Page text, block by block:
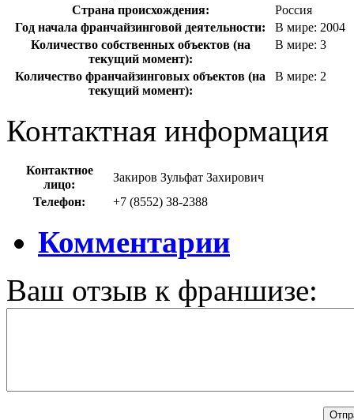
Страна происхождения:
Россия
Год начала франчайзинговой деятельности:
В мире: 2004
Количество собственных объектов (на
текущий момент):
В мире: 3
Количество франчайзинговых объектов (на
текущий момент):
В мире: 2
Контактная информация
Контактное
лицо:
Закиров Зульфат Захирович
Телефон:
+7 (8552) 38-2388
Комментарии
Ваш отзыв к франшизе: